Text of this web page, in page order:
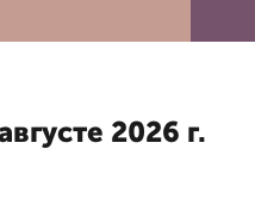
2026 г.